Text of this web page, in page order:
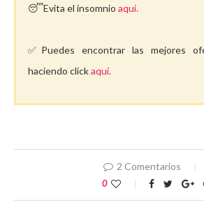
😴Evita el insomnio aquí.
✅Puedes encontrar las mejores
haciendo clickaquí.
2 Comentarios
0